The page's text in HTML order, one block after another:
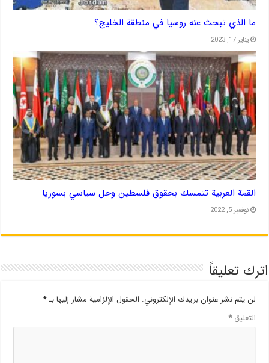
ما الذي تبحث عنه روسيا في منطقة الخليج؟
يناير 17, 2023
القمة العربية تتمسك بحقوق فلسطين وحل سياسي بسوريا
نوفمبر 5, 2022
اترك تعليقاً
لن يتم نشر عنوان بريدك الإلكتروني. الحقول الإلزامية مشار إليها بـ*
التعليق*